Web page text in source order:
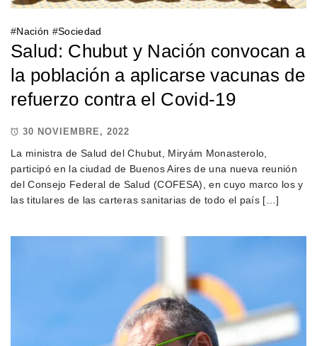
#Nación #Sociedad
Salud: Chubut y Nación convocan a
la población a aplicarse vacunas de
refuerzo contra el Covid-19
30 NOVIEMBRE, 2022
La ministra de Salud del Chubut, Miryám Monasterolo,
participó en la ciudad de Buenos Aires de una nueva reunión
del Consejo Federal de Salud (COFESA), en cuyo marco los y
las titulares de las carteras sanitarias de todo el país […]